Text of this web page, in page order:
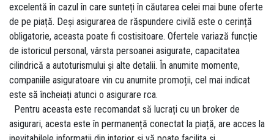
excelentă în cazul în care sunteți în căutarea celei mai bune oferte
de pe piață. Deși asigurarea de răspundere civilă este o cerință
obligatorie, aceasta poate fi costisitoare. Ofertele variază funcție
de istoricul personal, vârsta persoanei asigurate, capacitatea
cilindrică a autoturismului și alte detalii. În anumite momente,
companiile asiguratoare vin cu anumite promoții, cel mai indicat
este să încheiați atunci o asigurare rca.
Pentru aceasta este recomandat să lucrați cu un broker de
asigurari, acesta este în permanență conectat la piață, are acces la